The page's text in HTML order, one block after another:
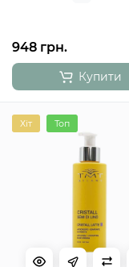
948 грн.
Купити
Хіт Топ